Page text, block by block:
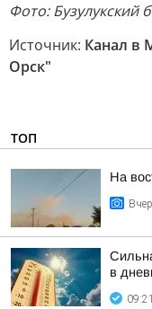
Фото: Бузулукский
Источник: Канал в
Орск"
ТОП
На
в
09:21